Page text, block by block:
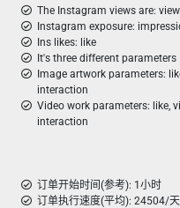
The Instagram views are: view
Instagram exposure:
Ins likes: like
It's three different parameters
Image artwork parameters:
interaction
Video work parameters: like,
interaction
订单开始时间(参考): 1小时
订单执行速度(平均): 24504/天